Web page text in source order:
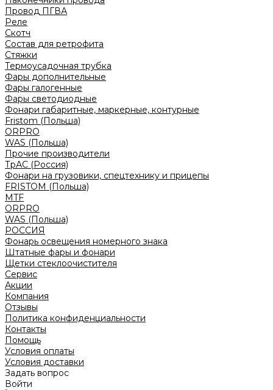
Провод ПГВА
Реле
Скотч
Состав для ретрофита
Стяжки
Термоусадочная трубка
Фары дополнительные
Фары галогенные
Фары светодиодные
Фонари габаритные, маркерные, контурные
Fristom (Польша)
ORPRO
WAS (Польша)
Прочие производители
ТрАС (Россия)
Фонари на грузовики, спецтехнику и прицепы
FRISTOM (Польша)
MTF
ORPRO
WAS (Польша)
РОССИЯ
Фонарь освещения номерного знака
Штатные фары и фонари
Щетки стеклоочистителя
Сервис
Акции
Компания
Отзывы
Политика конфиденциальности
Контакты
Помощь
Условия оплаты
Условия доставки
Задать вопрос
Войти